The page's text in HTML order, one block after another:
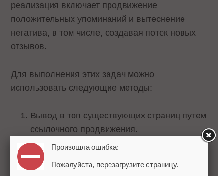
реализация включает продвижение
положительных упоминаний и вытеснение
негатива, в том числе, создавая поток новых
отзывов.
Для выполнения этих задач можно
использовать следующие методы:
Вывод в топ существующих страниц путем
ссылочного продвижения.
Создание новых публикаций позитивного
характера, например, с помощью
Произошла ошибка:
Пожалуйста, перезагрузите страницу.